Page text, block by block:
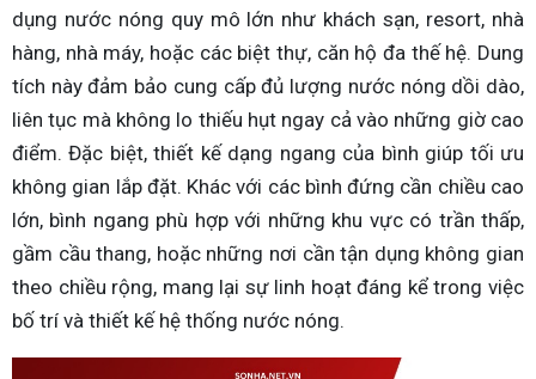
dụng nước nóng quy mô lớn như khách sạn, resort, nhà
hàng, nhà máy, hoặc các biệt thự, căn hộ đa thế hệ. Dung
tích này đảm bảo cung cấp đủ lượng nước nóng dồi dào,
liên tục mà không lo thiếu hụt ngay cả vào những giờ cao
điểm. Đặc biệt, thiết kế dạng ngang của bình giúp tối ưu
không gian lắp đặt. Khác với các bình đứng cần chiều cao
lớn, bình ngang phù hợp với những khu vực có trần thấp,
gầm cầu thang, hoặc những nơi cần tận dụng không gian
theo chiều rộng, mang lại sự linh hoạt đáng kể trong việc
bố trí và thiết kế hệ thống nước nóng.